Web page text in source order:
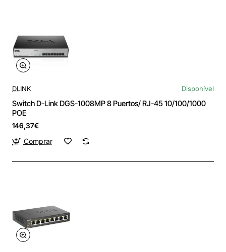
DLINK Disponível
Switch D-Link DGS-1008MP 8 Puertos/ RJ-45 10/100/1000
POE
146,37€
Comprar